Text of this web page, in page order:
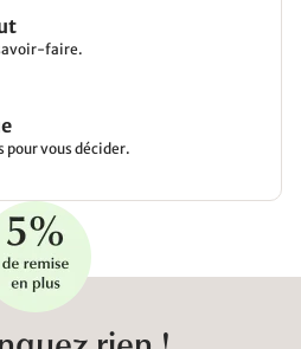
faire.
pour vous décider.